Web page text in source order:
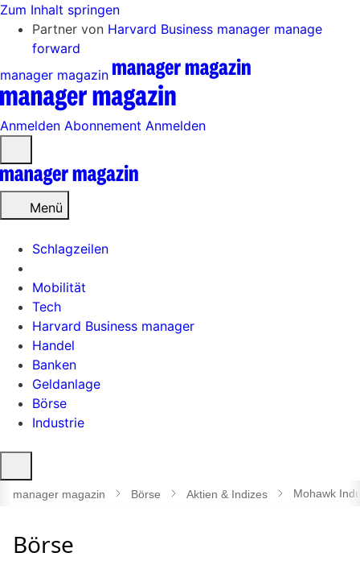
Zum Inhalt springen
Partner von Harvard Business manager manage
forward
manager magazin
Anmelden Abonnement Anmelden
öffnen
Menü
Schlagzeilen
Mobilität
Tech
Harvard Business manager
Handel
Banken
Geldanlage
Börse
Industrie
öffnen
manager magazin Börse Aktien & Indizes Mohawk